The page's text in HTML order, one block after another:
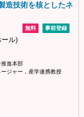
造技術を核としたネ
事前登録
無料
ル)
進本部
ジャー，産学連携教授